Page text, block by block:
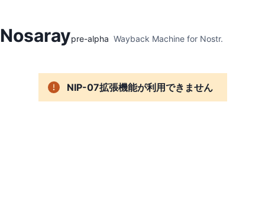
Nosaraypre-alpha Wayback Machine for Nostr.
NIP-07拡張機能が利用できません